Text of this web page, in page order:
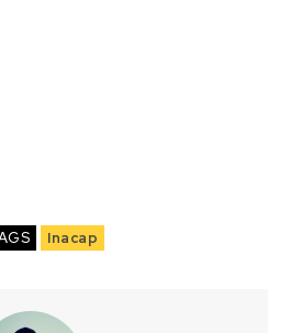
Inacap